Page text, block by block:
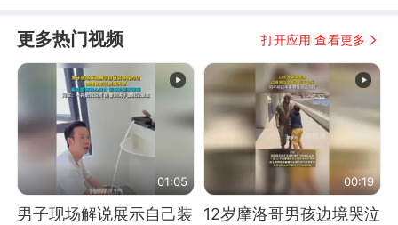
更多热门视频 打开应用 查看更多
01:05
男子现场解说展示自己装
00:19
12岁摩洛哥男孩边境哭泣